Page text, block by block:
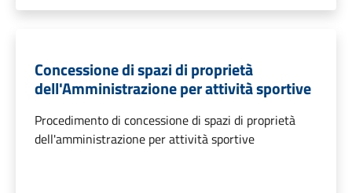
Concessione di spazi di proprietà
dell'Amministrazione per attività sportive
Procedimento di concessione di spazi di proprietà
dell'amministrazione per attività sportive